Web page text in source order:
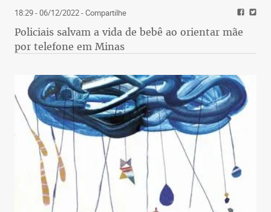
18:29 - 06/12/2022- Compartilhe
Policiais salvam a vida de bebê ao orientar mãe
por telefone em Minas